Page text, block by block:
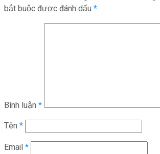
bắt buộc được đánh dấu*
Bình luận*
Tên*
Email*